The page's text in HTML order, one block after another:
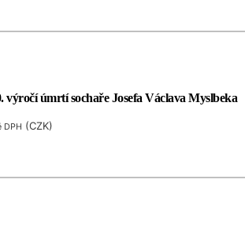
výročí úmrtí sochaře Josefa Václava Myslbeka
DPH (CZK)